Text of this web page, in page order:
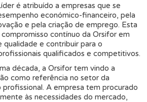
é atribuído a empresas que se
económico-financeiro, pela
e pela criação de emprego. Esta
contínuo da Orsifor em
e contribuir para o
qualificados e competitivos.
década, a Orsifor tem vindo a
como referência no setor da
A empresa tem procurado
às necessidades do mercado,